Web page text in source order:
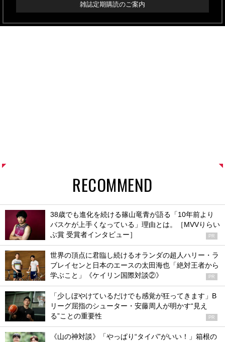
雑誌定期購読のご案内
RECOMMEND
38歳でも進化を続ける篠山竜青が語る「10年前より
バスケが上手くなっている」理由とは。［MVVりらい
ぶ賞 受賞者インタビュー］
PR
世界の頂点に君臨し続けるオランダの超人ハリー・ラ
ブレイセンと日本のエースの太田海也「絶対王者から
学ぶこと」《ケイリン国際対談②》
PR
「少しぼやけているだけでも感覚が狂ってきます」B
リーグ屈指のシューター・安藤周人が明かす“見え
る”ことの重要性
PR
《山の神対談》「やっぱり“タイパ”がいい！」箱根の